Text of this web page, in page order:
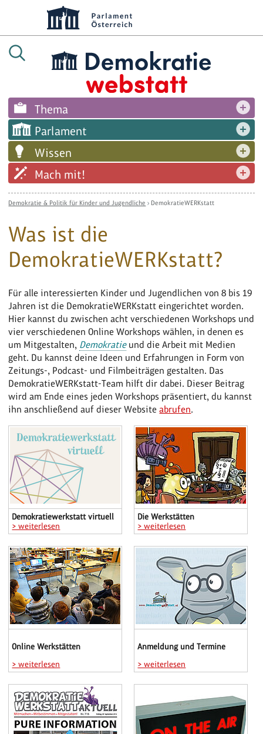
Thema
Parlament
Wissen
Mach mit!
Demokratie & Politik für Kinder und Jugendliche › DemokratieWERKstatt
Was ist die
DemokratieWERKstatt?
Für alle interessierten Kinder und Jugendlichen von 8 bis 19
Jahren ist die DemokratieWERKstatt eingerichtet worden.
Hier kannst du zwischen acht verschiedenen Workshops und
vier verschiedenen Online Workshops wählen, in denen es
um Mitgestalten, Demokratieund die Arbeit mit Medien
geht. Du kannst deine Ideen und Erfahrungen in Form von
Zeitungs-, Podcast- und Filmbeiträgen gestalten. Das
DemokratieWERKstatt-Team hilft dir dabei. Dieser Beitrag
wird am Ende eines jeden Workshops präsentiert, du kannst
ihn anschließend auf dieser Websiteabrufen.
Demokratiewerkstatt virtuell
> weiterlesen
Die Werkstätten
> weiterlesen
Online Werkstätten
> weiterlesen
Anmeldung und Termine
> weiterlesen